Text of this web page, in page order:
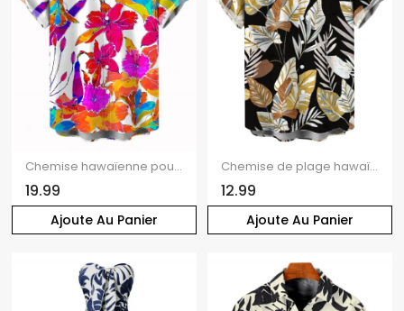
Ajoute Au Panier
Chemise hawaïenne pour homme, imprimé floral aquarelle coloré, boutonnée
19.99
Ajoute Au Panier
Chemise de plage hawaïenne pour homme, style rétro tropical, imprimé botanique à feuilles, boutonnée
12.99